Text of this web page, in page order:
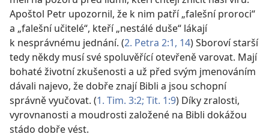
Apoštol Petr upozornil, že k nim patří „falešní proroci“
a „falešní učitelé“, kteří „nestálé duše“ lákají
k nesprávnému jednání. (2. Petra 2:1, 14) Sboroví starší
tedy někdy musí své spoluvěřící otevřeně varovat. Mají
bohaté životní zkušenosti a už před svým jmenováním
dávali najevo, že dobře znají Bibli a jsou schopní
správně vyučovat. (1. Tim. 3:2; Tit. 1:9) Díky zralosti,
vyrovnanosti a moudrosti založené na Bibli dokážou
stádo dobře vést.